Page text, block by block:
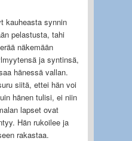
kauheasta synnin
pelastusta, tahi
näkemään
ja syntinsä,
hänessä vallan.
siitä, ettei hän voi
hänen tulisi, ei niin
lapset ovat
Hän rukoilee ja
rakastaa.